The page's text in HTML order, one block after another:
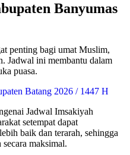
Banyumas
penting bagi umat Muslim,
Jadwal ini membantu dalam
puasa.
Batang 2026 / 1447 H
Jadwal Imsakiyah
setempat dapat
baik dan terarah, sehingga
maksimal.